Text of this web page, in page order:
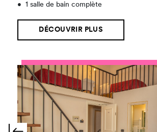
•
1 salle de bain complète
DÉCOUVRIR PLUS